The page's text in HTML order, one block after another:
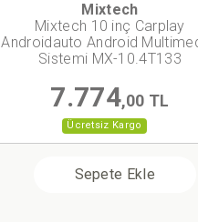
Ücretsiz Kargo
Mixtech
Mixtech 10 inç Carplay
Androidauto Android
Sistemi MX-10.4T133
7.774,00 TL
Sepete Ekle